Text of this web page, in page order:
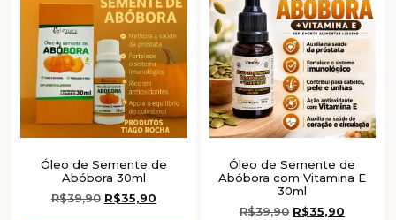
Óleo de Semente de
Abóbora 30ml
R$39,90 R$35,90
Óleo de Semente de
Abóbora com Vitamina E
30ml
R$39,90 R$35,90